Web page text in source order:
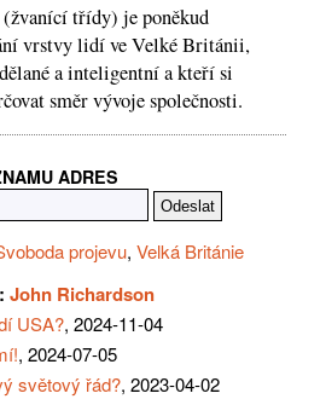
(žvanící třídy) je poněkud
vrstvy lidí ve Velké Británii,
a inteligentní a kteří si
směr vývoje společnosti.
ADRES
projevu, Velká Británie
John Richardson
USA?, 2024-11-04
, 2024-07-05
světový řád?, 2023-04-02